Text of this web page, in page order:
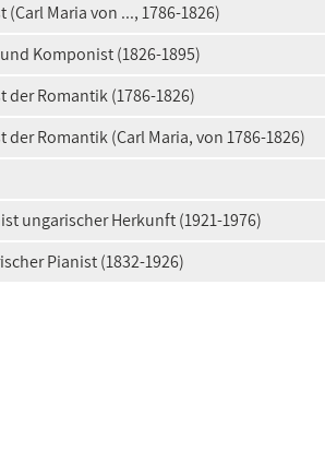
Maria von ..., 1786-1826)
Komponist (1826-1895)
Romantik (1786-1826)
Romantik (Carl Maria, von 1786-1826)
ungarischer Herkunft (1921-1976)
Pianist (1832-1926)